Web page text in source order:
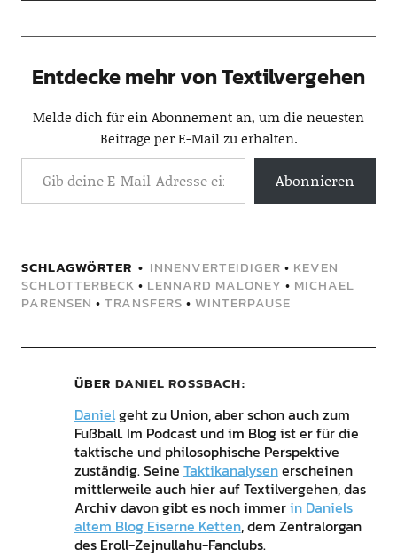
Entdecke mehr von Textilvergehen
Melde dich für ein Abonnement an, um die neuesten
Beiträge per E-Mail zu erhalten.
Abonnieren
SCHLAGWÖRTER INNENVERTEIDIGER • KEVEN
SCHLOTTERBECK • LENNARD MALONEY • MICHAEL
PARENSEN • TRANSFERS • WINTERPAUSE
ÜBER DANIEL ROSSBACH
Danielgeht zu Union, aber schon auch zum
Fußball. Im Podcast und im Blog ist er für die
taktische und philosophische Perspektive
zuständig. Seine Taktikanalysenerscheinen
mittlerweile auch hier auf Textilvergehen, das
Archiv davon gibt es noch immerin Daniels
altem Blog Eiserne Ketten, dem Zentralorgan
des Eroll-Zejnullahu-Fanclubs.